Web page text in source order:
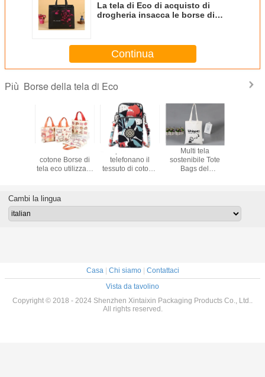
La tela di Eco di acquisto di
drogheria insacca le borse di
Continua
Più Borse della tela di Eco
Materiale di
cotone Borse di
tela eco utilizzate
Comodo
Shopping
Gli sport dell'OEM
telefonano il
tessuto di cotone
cadaveri del
Multi tela
sostenibile Tote
Bags del
Cambi la lingua
Casa| Chi siamo| Contattaci
Vista da tavolino
Copyright © 2018 - 2024 Shenzhen Xintaixin Packaging Products Co., Ltd..
All rights reserved.